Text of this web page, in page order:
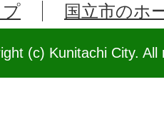
国立市のホ
(c) Kunitachi City.